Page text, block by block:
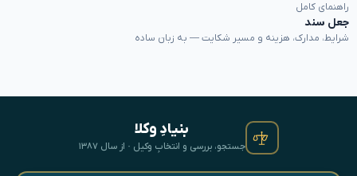
راهنمای کامل
جعل سند
شرایط، مدارک، هزینه و مسیر شکایت — به زبان ساده
بنیادِ وکلا
جستجو، بررسی و انتخابِ وکیل · از سال ۱۳۸۷